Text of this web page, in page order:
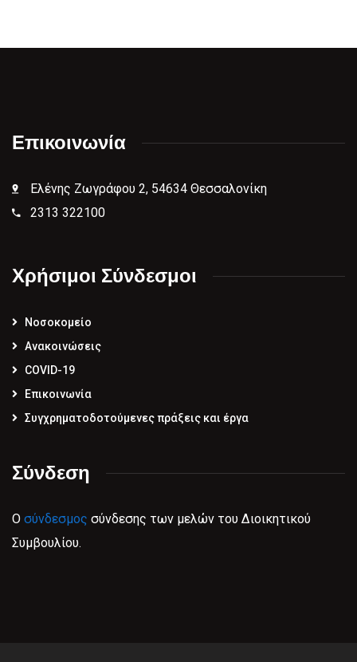
Επικοινωνία
Ελένης Ζωγράφου 2, 54634 Θεσσαλονίκη
2313 322100
Χρήσιμοι Σύνδεσμοι
Νοσοκομείο
Ανακοινώσεις
COVID-19
Επικοινωνία
Συγχρηματοδοτούμενες πράξεις και έργα
Σύνδεση
Ο σύνδεσμος σύνδεσης των μελών του Διοικητικού
Συμβουλίου.